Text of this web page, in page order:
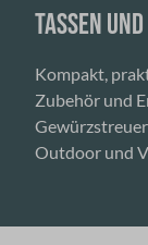
TASSEN
Kompakt,
Zubehör und
Outdoor und